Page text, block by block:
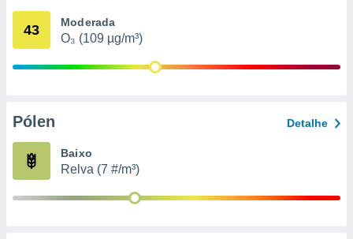
através
estudos
43 Moderada
O₃ (109 µg/m³)
Pólen Detalhe
Baixo
Relva (7 #/m³)